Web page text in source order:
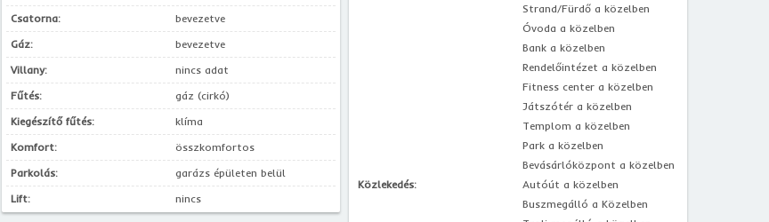
Csatorna:
bevezetve
Gáz:
bevezetve
Villany:
nincs adat
Fűtés:
gáz (cirkó)
Kiegészítő fűtés:
klíma
Komfort:
összkomfortos
Parkolás:
garázs épületen belül
Lift:
nincs
Strand/Fürdő a közelben
Óvoda a közelben
Bank a közelben
Rendelőintézet a közelben
Fitness center a közelben
Játszótér a közelben
Templom a közelben
Park a közelben
Bevásárlóközpont a közelben
Közlekedés:
Autóút a közelben
Buszmegálló a Közelben